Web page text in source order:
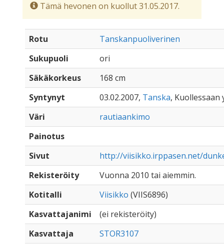
Tämä hevonen on kuollut 31.05.2017.
Rotu
Tanskanpuoliverinen
Sukupuoli
ori
Säkäkorkeus
168 cm
Syntynyt
03.02.2007, Tanska, Kuollessaan
Väri
rautiaankimo
Painotus
Sivut
http://viisikko.irppasen.net/
Rekisteröity
Vuonna 2010 tai aiemmin.
Kotitalli
Viisikko (VIIS6896)
Kasvattajanimi
(ei rekisteröity)
Kasvattaja
STOR3107